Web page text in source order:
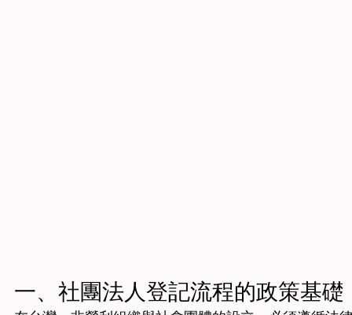
一、社團法人登記流程的政策基礎